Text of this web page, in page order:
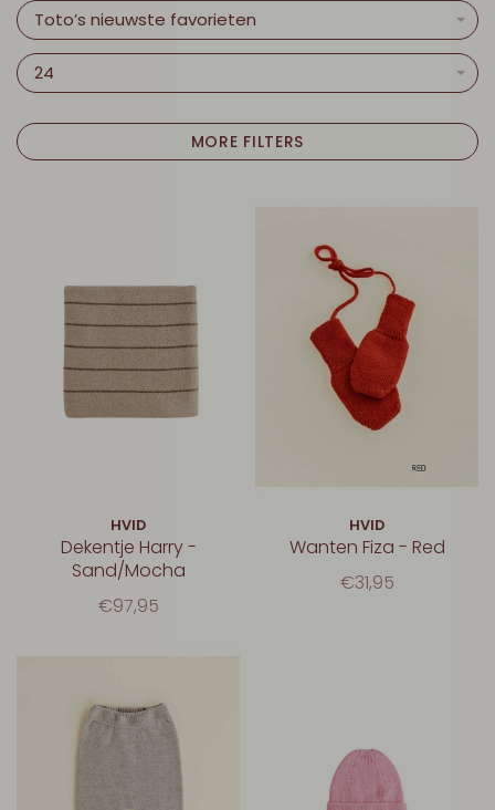
Toto’s nieuwste favorieten
24
MORE FILTERS
HVID
Dekentje Harry -
Sand/Mocha
€97,95
HVID
Wanten Fiza - Red
€31,95